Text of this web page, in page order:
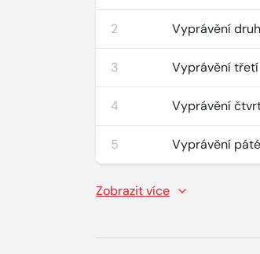
2 Vyprávění
3 Vyprávění třetí
4 Vyprávění
5 Vyprávění páté
Zobrazit více